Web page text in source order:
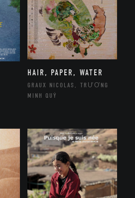
HAIR, PAPER, WATER
GRAUX NICOLAS, TRƯƠNG
MINH QUÝ